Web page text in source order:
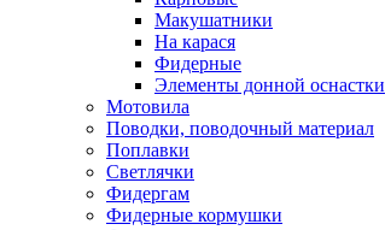
Макушатники
На карася
Фидерные
Элементы донной оснастки
Мотовила
Поводки, поводочный материал
Поплавки
Светлячки
Фидергам
Фидерные кормушки